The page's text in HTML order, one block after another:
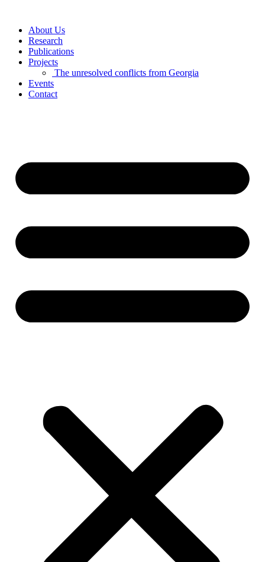
contentAbout Us
Research
Publications
Projects
The unresolved conflicts from Georgia
Events
Contact